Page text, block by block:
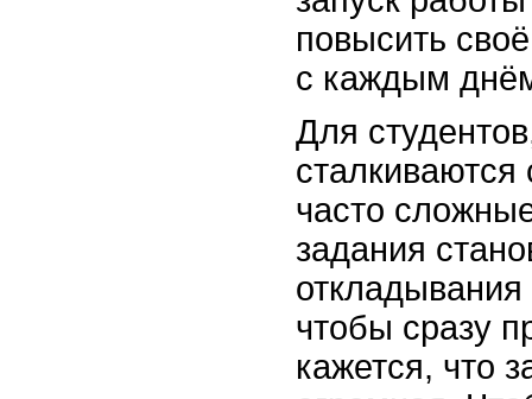
повысить
с каждым
Для
сталкиваются
часто
задания
чтобы сразу
кажется, что